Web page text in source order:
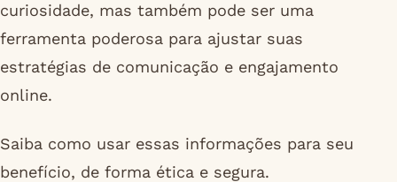
curiosidade, mas também pode ser uma
ferramenta poderosa para ajustar suas
estratégias de comunicação e engajamento
online.
Saiba como usar essas informações para seu
benefício, de forma ética e segura.